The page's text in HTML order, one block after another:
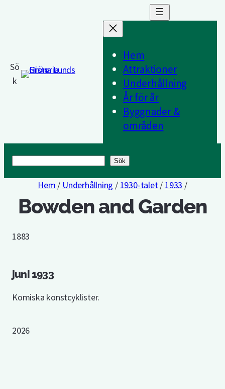
Sö
k
Hem
Attraktioner
Underhållning
År för år
Byggnader &
områden
Sök
Hem / Underhållning / 1930-talet/ 1933 /
Bowden and Garden
1883
juni 1933
Komiska konstcyklister.
2026